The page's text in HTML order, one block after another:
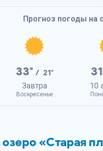
Прогноз погоды на
33° / 21°
Завтра
Воскресенье
10
«Старая